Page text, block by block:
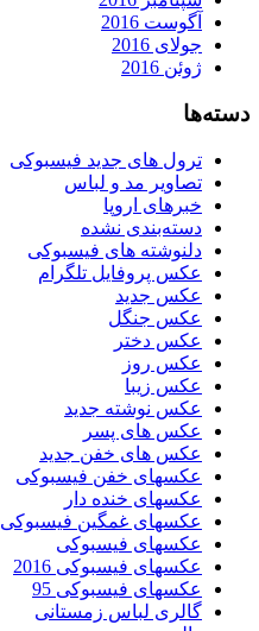
آگوست 2016
جولای 2016
ژوئن 2016
دسته‌ها
ترول های جدید فیسبوکی
تصاویر مد و لباس
خبرهای اروپا
دسته‌بندی نشده
دلنوشته های فیسبوکی
عکس پروفایل تلگرام
عکس جدید
عکس جنگل
عکس دختر
عکس روز
عکس زیبا
عکس نوشته جدید
عکس های پسر
عکس های خفن جدید
عکسهای خفن فیسبوکی
عکسهای خنده دار
عکسهای غمگین فیسبوکی
عکسهای فیسبوکی
عکسهای فیسبوکی 2016
عکسهای فیسبوکی 95
گالری لباس زمستانی